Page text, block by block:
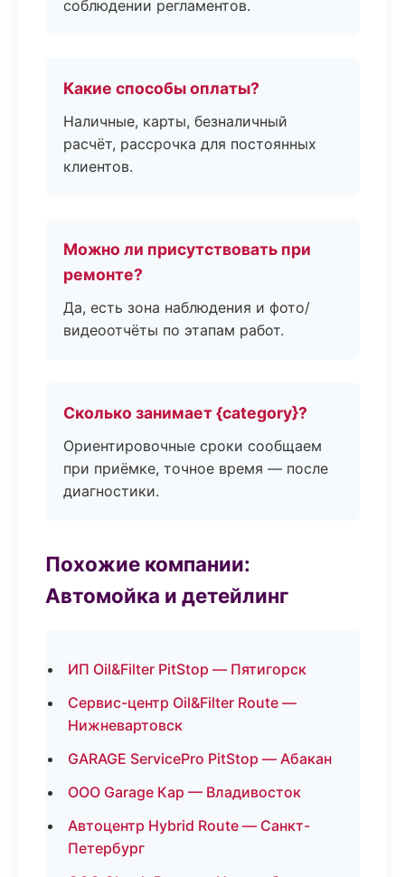
соблюдении регламентов.
Какие способы оплаты?
Наличные, карты, безналичный
расчёт, рассрочка для постоянных
клиентов.
Можно ли присутствовать при
ремонте?
Да, есть зона наблюдения и фото/
видеоотчёты по этапам работ.
Сколько занимает {category}?
Ориентировочные сроки сообщаем
при приёмке, точное время — после
диагностики.
Похожие компании:
Автомойка и детейлинг
ИП Oil&Filter PitStop — Пятигорск
Сервис-центр Oil&Filter Route —
Нижневартовск
GARAGE ServicePro PitStop — Абакан
ООО Garage Кар — Владивосток
Автоцентр Hybrid Route — Санкт-
Петербург